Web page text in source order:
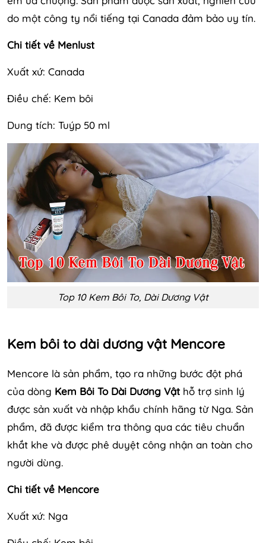
do một công ty nổi tiếng tại Canada đảm bảo uy tín.
Chi tiết về Menlust
Xuất xứ: Canada
Điều chế: Kem bôi
Dung tích: Tuýp 50 ml
Top 10 Kem Bôi To, Dài Dương Vật
Kem bôi to dài dương vật Mencore
Mencore là sản phẩm, tạo ra những bước đột phá
của dòng Kem Bôi To Dài Dương Vậthỗ trợ sinh lý
được sản xuất và nhập khẩu chính hãng từ Nga. Sản
phẩm, đã được kiểm tra thông qua các tiêu chuẩn
khắt khe và được phê duyệt công nhận an toàn cho
người dùng.
Chi tiết về Mencore
Xuất xứ: Nga